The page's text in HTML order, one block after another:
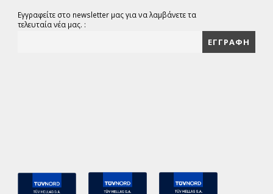
Εγγραφείτε στο newsletter μας για να λαμβάνετε τα
τελευταία νέα μας. :